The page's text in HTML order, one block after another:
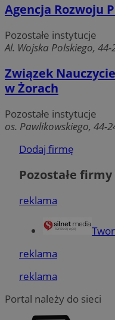
Agencja Rozwoju
Pozostałe instytucje
Al. Wojska Polskiego,
Związek
w Żorach
Pozostałe instytucje
os. Pawlikowskiego, 44-
Dodaj firmę
Pozostałe
reklama
reklama
reklama
Portal należy do sieci
Niezbędne
Niezbędne pliki
podstawowych
niezbędnych
korzystać ze strony
SessID
MvSessID